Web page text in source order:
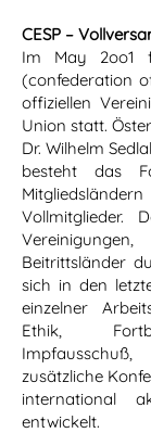
CESP –
Im May 2oo1
(confederation
offiziellen
Union statt.
Dr. Wilhelm
besteht das
Vollmitglieder.
Beitrittsländer
sich in den
einzelner
Ethik,
zusätzliche
international
entwickelt.